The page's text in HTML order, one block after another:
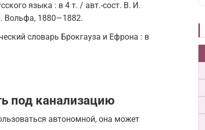
языка : в 4 т. / авт.-сост. В. И.
Вольфа, 1880—1882.
словарь Брокгауза и Ефрона : в
под канализацию
автономной, она может